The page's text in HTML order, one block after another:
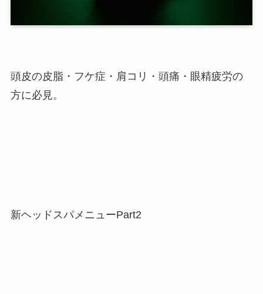
頭皮の皮脂・フケ症・肩コリ・頭痛・眼精疲労の
方に必見。
新ヘッドスパメニューPart2